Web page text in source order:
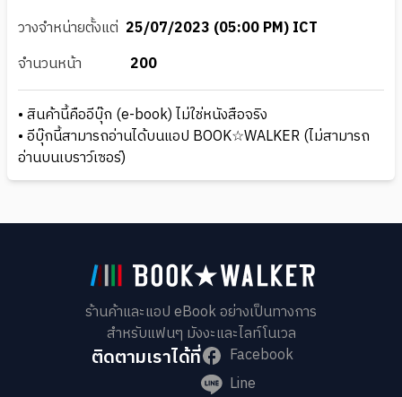
วางจำหน่ายตั้งแต่ 25/07/2023 (05:00 PM) ICT
จำนวนหน้า
200
• สินค้านี้คืออีบุ๊ก (e-book) ไม่ใช่หนังสือจริง
• อีบุ๊กนี้สามารถอ่านได้บนแอป BOOK☆WALKER (ไม่สามารถ
อ่านบนเบราว์เซอร์)
ร้านค้าและแอป eBook อย่างเป็นทางการ
สำหรับแฟนๆ มังงะและไลท์โนเวล
ติดตามเราได้ที่
Facebook
Line